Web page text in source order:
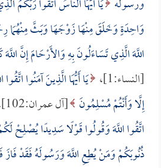
ورسوله يَا أَيُّهَا النَّاسُ اتَّقُوا
وَاحِدَةٍ وَخَلَقَ مِنْهَا زَوْجَهَا وَبَثَّ مِنْهُمَا
اللَّهَ الَّذِي تَسَاءَلُونَ بِهِ وَالأَرْحَامَ إِنَّ
[النساء:1]،
يَا أَيُّهَا الَّذِينَ آمَنُوا
إِلَّا وَأَنْتُمْ مُسْلِمُونَ [آل عمران:102]،
اتَّقُوا اللَّهَ وَقُولُوا قَوْلًا سَدِيدًا يُصْلِحْ
ذُنُوبَكُمْ وَمَنْ يُطِعِ اللَّهَ وَرَسُولَهُ فَقَدْ فَازَ